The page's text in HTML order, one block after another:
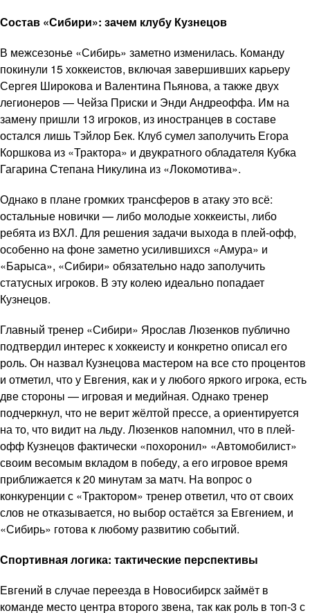
Состав «Сибири»: зачем клубу Кузнецов
В межсезонье «Сибирь» заметно изменилась. Команду
покинули 15 хоккеистов, включая завершивших карьеру
Сергея Широкова и Валентина Пьянова, а также двух
легионеров — Чейза Приски и Энди Андреоффа. Им на
замену пришли 13 игроков, из иностранцев в составе
остался лишь Тэйлор Бек. Клуб сумел заполучить Егора
Коршкова из «Трактора» и двукратного обладателя Кубка
Гагарина Степана Никулина из «Локомотива».
Однако в плане громких трансферов в атаку это всё:
остальные новички — либо молодые хоккеисты, либо
ребята из ВХЛ. Для решения задачи выхода в плей-офф,
особенно на фоне заметно усилившихся «Амура» и
«Барыса», «Сибири» обязательно надо заполучить
статусных игроков. В эту колею идеально попадает
Кузнецов.
Главный тренер «Сибири» Ярослав Люзенков публично
подтвердил интерес к хоккеисту и конкретно описал его
роль. Он назвал Кузнецова мастером на все сто процентов
и отметил, что у Евгения, как и у любого яркого игрока, есть
две стороны — игровая и медийная. Однако тренер
подчеркнул, что не верит жёлтой прессе, а ориентируется
на то, что видит на льду. Люзенков напомнил, что в плей-
офф Кузнецов фактически «похоронил» «Автомобилист»
своим весомым вкладом в победу, а его игровое время
приближается к 20 минутам за матч. На вопрос о
конкуренции с «Трактором» тренер ответил, что от своих
слов не отказывается, но выбор остаётся за Евгением, и
«Сибирь» готова к любому развитию событий.
Спортивная логика: тактические перспективы
Евгений в случае переезда в Новосибирск займёт в
команде место центра второго звена, так как роль в топ-3 с